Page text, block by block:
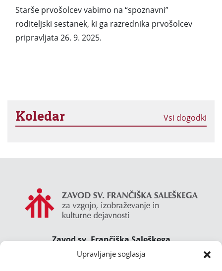
Upravljanje soglasja
Starše prvošolcev vabimo na “spoznavni”
roditeljski sestanek, ki ga razrednika prvošolcev
pripravljata 26. 9. 2025.
Koledar Vsi dogodki
Zavod sv. Frančiška Saleškega
Gimnazija Želimlje ° Dom Janeza Boska ° Majcnov